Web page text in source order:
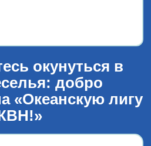
окунуться в
добро
«Океанскую лигу